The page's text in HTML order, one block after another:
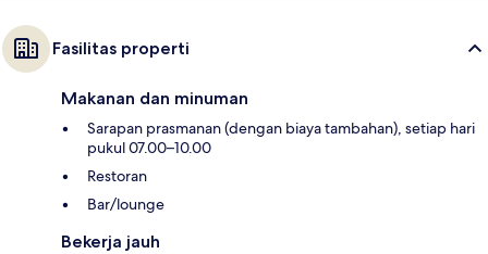
Fasilitas properti
Makanan dan minuman
Sarapan prasmanan (dengan biaya tambahan), setiap hari
pukul 07.00–10.00
Restoran
Bar/lounge
Bekerja jauh